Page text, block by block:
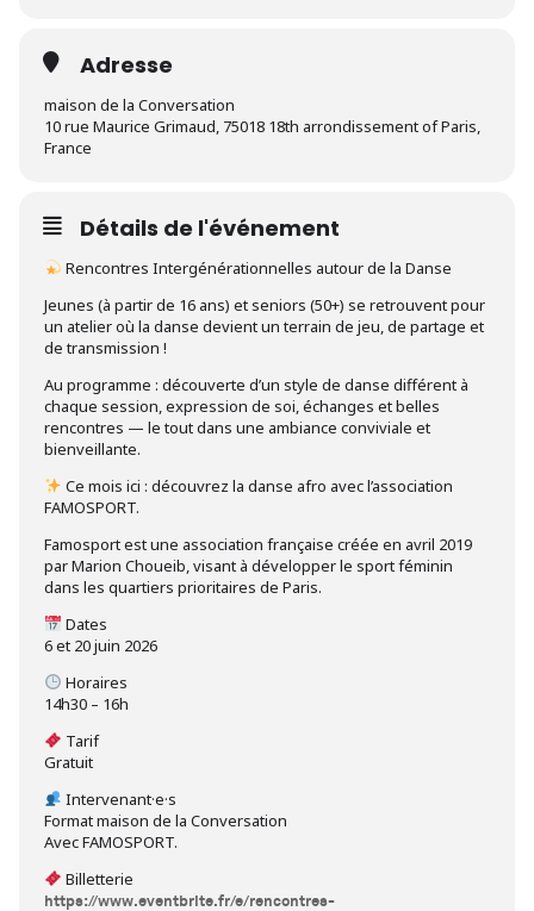
Adresse
maison de la Conversation
10 rue Maurice Grimaud, 75018 18th arrondissement of Paris,
France
Détails de l'événement
Rencontres Intergénérationnelles autour de la Danse
Jeunes (à partir de 16 ans) et seniors (50+) se retrouvent pour
un atelier où la danse devient un terrain de jeu, de partage et
de transmission !
Au programme : découverte d’un style de danse différent à
chaque session, expression de soi, échanges et belles
rencontres — le tout dans une ambiance conviviale et
bienveillante.
Ce mois ici : découvrez la danse afro avec l’association
FAMOSPORT.
Famosport est une association française créée en avril 2019
par Marion Choueib, visant à développer le sport féminin
dans les quartiers prioritaires de Paris.
Dates
6 et 20 juin 2026
Horaires
14h30 – 16h
Tarif
Gratuit
Intervenant·e·s
Format maison de la Conversation
Avec FAMOSPORT.
Billetterie
https://www.eventbrite.fr/e/rencontres-